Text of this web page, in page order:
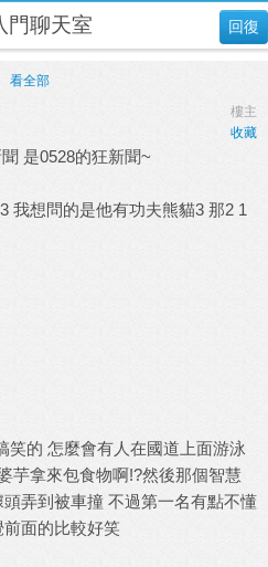
回復
門聊天室
看全部
樓主
收藏
是0528的狂新聞~
我想問的是他有功夫熊貓3 那2 1
笑的 怎麼會有人在國道上面游泳
芋拿來包食物啊!?然後那個智慧
弄到被車撞 不過第一名有點不懂
面的比較好笑